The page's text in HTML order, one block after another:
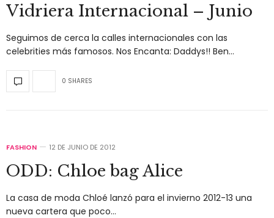
Vidriera Internacional – Junio
Seguimos de cerca la calles internacionales con las
celebrities más famosos. Nos Encanta: Daddys!! Ben…
0 SHARES
FASHION 12 DE JUNIO DE 2012
ODD: Chloe bag Alice
La casa de moda Chloé lanzó para el invierno 2012-13 una
nueva cartera que poco…